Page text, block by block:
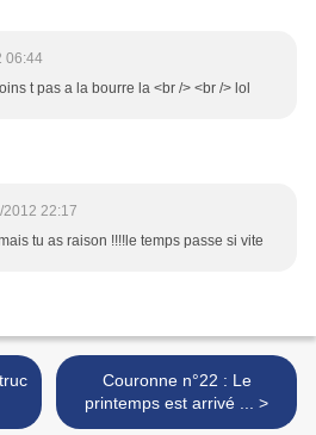
06:44
t pas a la bourre la <br /> <br /> lol
2012 22:17
tu as raison !!!!le temps passe si vite
Couronne n°22 : Le
printemps est arrivé ... >